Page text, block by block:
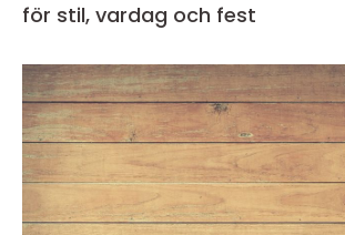
för stil, vardag och fest